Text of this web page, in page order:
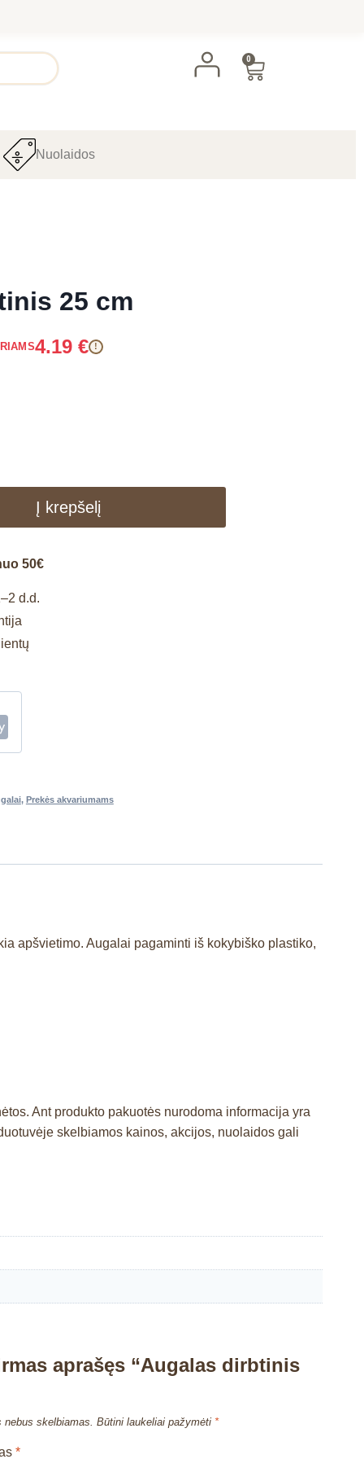
0
Nuolaidos
25 cm
4.19 € !
Į krepšelį
50€
d.d.
, Prekės akvariumams
apšvietimo. Augalai pagaminti iš kokybiško plastiko,
Ant produkto pakuotės nurodoma informacija yra
skelbiamos kainos, akcijos, nuolaidos gali
aprašęs “Augalas dirbtinis
skelbiamas. Būtini laukeliai pažymėti *
*